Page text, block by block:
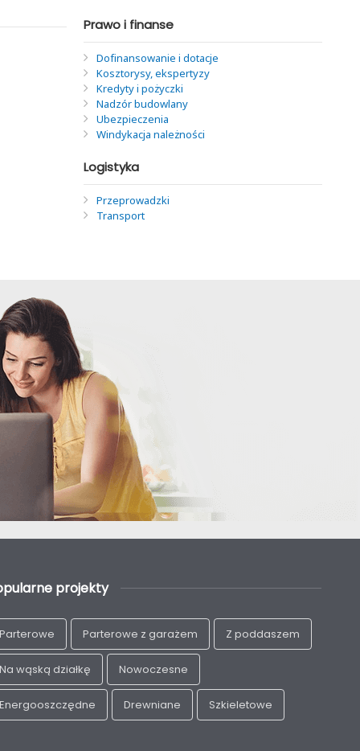
Prawo i finanse
Dofinansowanie i dotacje
Kosztorysy, ekspertyzy
Kredyty i pożyczki
Nadzór budowlany
Ubezpieczenia
Windykacja należności
Logistyka
Przeprowadzki
Transport
projekty
Parterowe Parterowe z garażem Z poddaszem
Na wąską działkę Nowoczesne
Energooszczędne Drewniane Szkieletowe